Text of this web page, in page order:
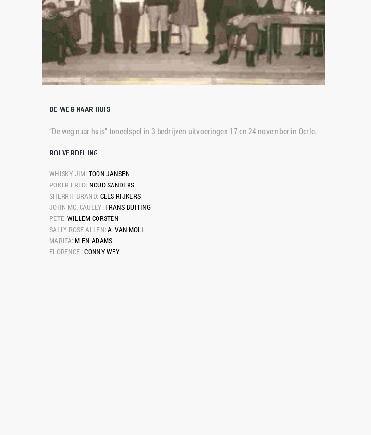
DE WEG NAAR HUIS
“De weg naar huis” toneelspel in 3 bedrijven uitvoeringen 17 en 24 november in Oerle.
ROLVERDELING
WHISKY JIM: TOON JANSEN
POKER FRED: NOUD SANDERS
SHERRIF BRAND: CEES RIJKERS
JOHN MC. CAULEY: FRANS BUITING
PETE: WILLEM CORSTEN
SALLY ROSE ALLEN: A. VAN MOLL
MARITA: MIEN ADAMS
FLORENCE : CONNY WEY